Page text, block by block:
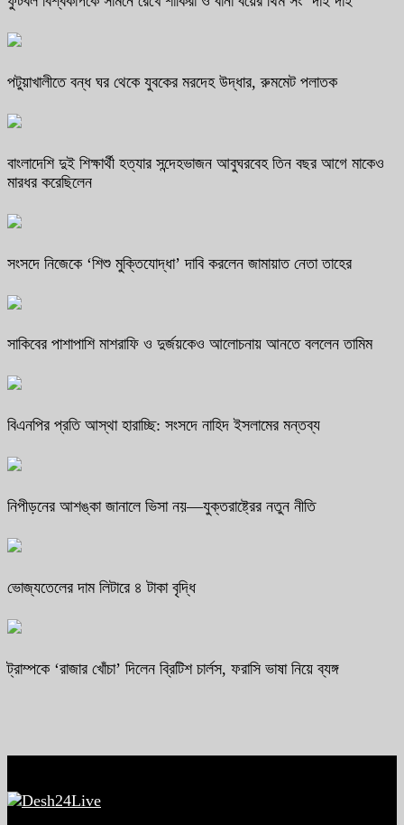
পটুয়াখালীতে বন্ধ ঘর থেকে যুবকের মরদেহ উদ্ধার, রুমমেট পলাতক
বাংলাদেশি দুই শিক্ষার্থী হত্যার সন্দেহভাজন আবুঘরবেহ তিন বছর আগে মাকেও
মারধর করেছিলেন
সংসদে নিজেকে ‘শিশু মুক্তিযোদ্ধা’ দাবি করলেন জামায়াত নেতা তাহের
সাকিবের পাশাপাশি মাশরাফি ও দুর্জয়কেও আলোচনায় আনতে বললেন তামিম
বিএনপির প্রতি আস্থা হারাচ্ছি: সংসদে নাহিদ ইসলামের মন্তব্য
নিপীড়নের আশঙ্কা জানালে ভিসা নয়—যুক্তরাষ্ট্রের নতুন নীতি
ভোজ্যতেলের দাম লিটারে ৪ টাকা বৃদ্ধি
ট্রাম্পকে ‘রাজার খোঁচা’ দিলেন ব্রিটিশ চার্লস, ফরাসি ভাষা নিয়ে ব্যঙ্গ